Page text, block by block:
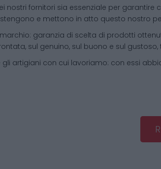
nostri fornitori sia essenziale per
e mettono in atto questo nostro
garanzia di scelta di prodotti
sul genuino, sul buono e sul
artigiani con cui lavoriamo: con essi